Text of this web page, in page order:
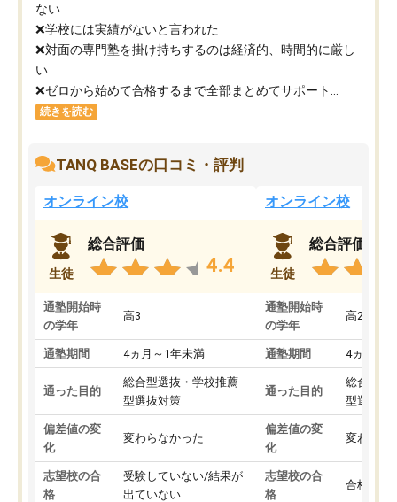
ない
❌学校には実績がないと言われた
❌対面の専門塾を掛け持ちするのは経済的、時間的に厳し
い
❌ゼロから始めて合格するまで全部まとめてサポート...
続きを読む
TANQ BASEの口コミ・評判
オンライン校
生徒
総合評価
4.4
通塾開始時
の学年
高3
通塾期間 4ヵ月～1年未満
通った目的
総合型選抜・学校推薦
型選抜対策
偏差値の変
化
変わらなかった
志望校の合
格
受験していない/結果が
出ていない
オンライン校
生徒
総合評価
通塾開始時
の学年
高2
通塾期間 4ヵ月～1
通った目的
総合型選
型選抜対
偏差値の変
化
変わらな
志望校の合
格
合格した